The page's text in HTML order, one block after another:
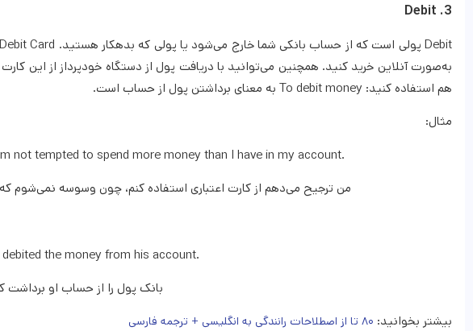
3. Debit
به‌صورت آنلاین خرید کنید. همچنین می‌توانید با دریافت پول از دستگاه خودپرداز از این
هم استفاده کنید: To debit money به معنای برداشتن پول از حساب است.
مثال:
not tempted to spend more money than I have in my account.
من ترجیح می‌دهم از کارت اعتباری استفاده کنم، چون وسوسه نمی‌شوم که
debited the money from his account.
بانک پول را از حساب او برداشت
بیشتر بخوانید: ۸۰ تا از اصطلاحات رانندگی به انگلیسی + ترجمه فارسی